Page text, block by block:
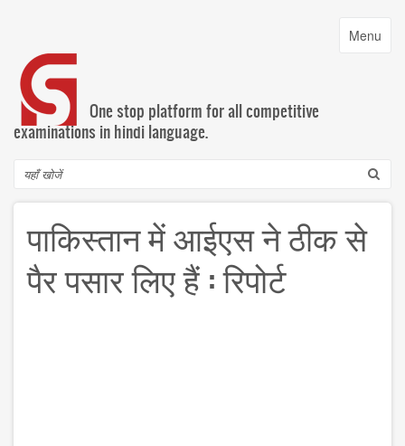
content
Toggle
Menu
One stop platform for all competitive
examinations in hindi language.
Search
पाकिस्तान में आईएस ने ठीक से
पैर पसार लिए हैं : रिपोर्ट